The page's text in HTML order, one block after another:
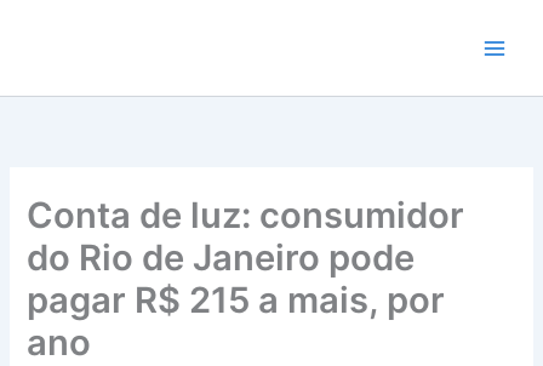
conteúdo
Conta de luz: consumidor
do Rio de Janeiro pode
pagar R$ 215 a mais, por
ano